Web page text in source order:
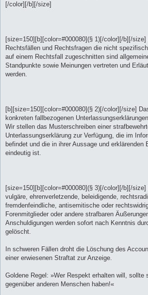
[/color][/b][/size]
[size=150][b][color=#000080](§ 1)[/color][/b][/
Rechtsfällen und Rechtsfragen die nicht
auf einem Rechtsfall zugeschnitten sind
Standpunkte sowie Meinungen vertreten und
werden.
[b][size=150][color=#000080](§ 2)[/color][/size]
konkreten fallbezogenen
Wir stellen das Musterschreiben einer
Unterlassungserklärung zur Verfügung, die im
befindet und die in ihrer Aussage und erklärenden
eindeutig ist.
[size=150][b][color=#000080](§ 3)[/color][/b][/size]
vulgäre, ehrenverletzende, beleidigende,
fremdenfeindliche, antisemitische oder
Forenmitglieder oder andere strafbaren
Anschuldigungen werden sofort nach Kenntnis
gelöscht.
In schweren Fällen droht die Löschung des
einer erwiesenen Straftat zur Anzeige.
Goldene Regel: »Wer Respekt erhalten will, sollte
gegenüber anderen Menschen haben!«